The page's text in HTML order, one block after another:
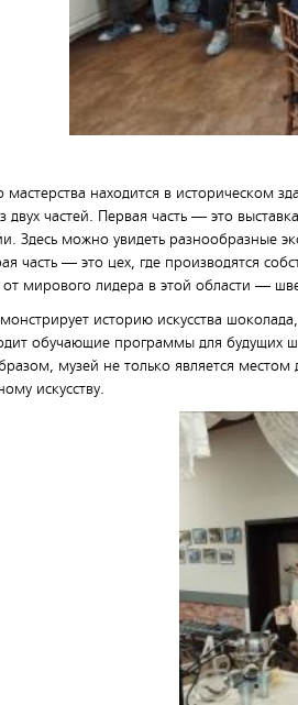
находится в историческом
двух частей. Первая часть — это
Здесь можно увидеть разнообразные
часть — это цех, где производятся
от мирового лидера в этой области —
историю искусства
обучающие программы для будущих
музей не только является
искусству.